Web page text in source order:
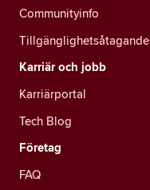
Communityinfo
Tillgänglighetsåtagande
Karriär och jobb
Karriärportal
Tech Blog
Företag
FAQ